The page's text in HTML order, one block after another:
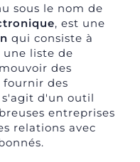
sous le nom de
, est une
qui consiste à
une liste de
des
fournir des
d'un outil
entreprises
relations avec